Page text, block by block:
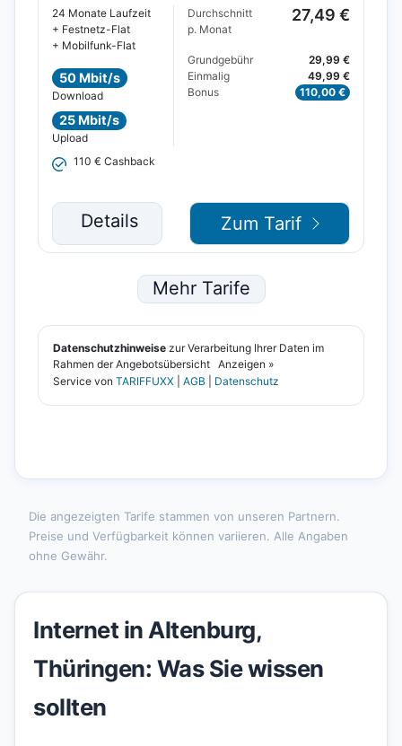
Die angezeigten Tarife stammen von unseren Partnern.
Preise und Verfügbarkeit können variieren. Alle Angaben
ohne Gewähr.
Internet in Altenburg,
Thüringen: Was Sie wissen
sollten